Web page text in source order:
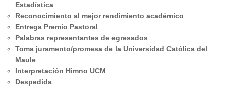
Estadística
Reconocimiento al mejor rendimiento académico
Entrega Premio Pastoral
Palabras representantes de egresados
Toma juramento/promesa de la Universidad Católica del
Maule
Interpretación Himno UCM
Despedida